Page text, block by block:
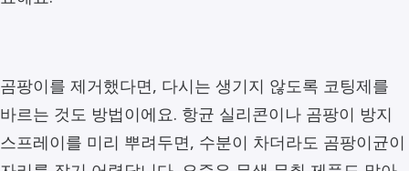
곰팡이를 제거했다면, 다시는 생기지 않도록 코팅제를
바르는 것도 방법이에요. 항균 실리콘이나 곰팡이 방지
스프레이를 미리 뿌려두면, 수분이 차더라도 곰팡이균이